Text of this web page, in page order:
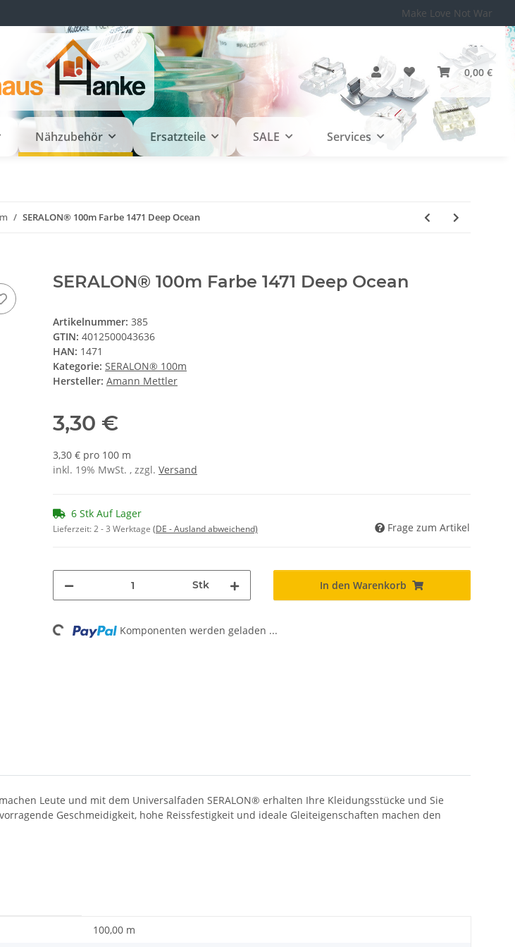
Make Love Not War
0,00 €
Nähzubehör Ersatzteile SALE Services
SERALON® 100m Farbe 1471 Deep Ocean
SERALON® 100m Farbe 1471 Deep Ocean
Artikelnummer: 385
GTIN: 4012500043636
HAN: 1471
Kategorie: SERALON® 100m
Hersteller: Amann Mettler
3,30 €
3,30 € pro 100 m
inkl. 19% MwSt. , zzgl. Versand
6 Stk Auf Lager
Lieferzeit:2 - 3 Werktage (DE - Ausland abweichend) Frage zum Artikel
Stk In den Warenkorb
Loading... Komponenten werden geladen ...
Leute und mit dem Universalfaden SERALON® erhalten Ihre Kleidungsstücke und Sie
Geschmeidigkeit, hohe Reissfestigkeit und ideale Gleiteigenschaften machen den
100,00 m